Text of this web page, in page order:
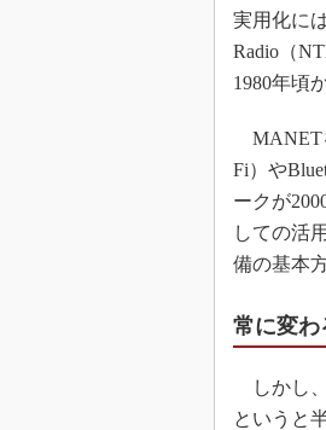
実用化に
Radio（
1980年頃
MANET
Fi）や
ークが
しての活
備の基本
常に変わ
しかし
というと